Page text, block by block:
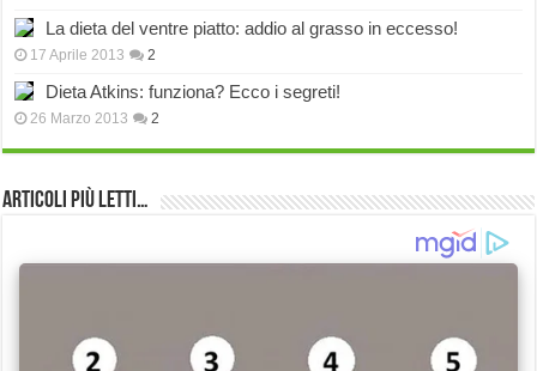
La dieta del ventre piatto: addio al grasso in eccesso!
17 Aprile 2013 2
Dieta Atkins: funziona? Ecco i segreti!
26 Marzo 2013 2
Articoli più Letti…